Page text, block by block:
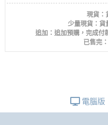
現貨：
少量現貨：貨
追加：追加預購，完成付
已售完
電腦版